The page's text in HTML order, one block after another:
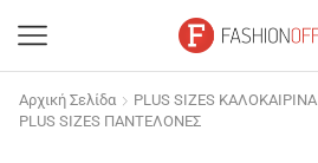
Αρχική Σελίδα
PLUS SIZES ΚΑΛΟΚΑΙΡΙΝΑ
PLUS SIZES ΠΑΝΤΕΛΟΝΕΣ